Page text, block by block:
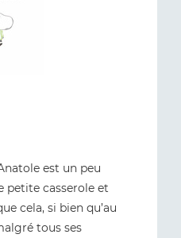
est un peu
petite casserole et
cela, si bien qu’au
tous ses